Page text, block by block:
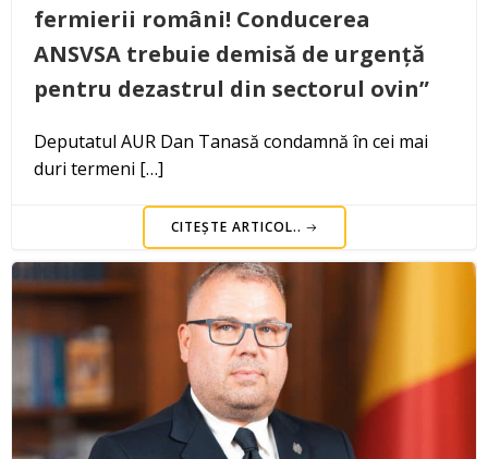
fermierii români! Conducerea
ANSVSA trebuie demisă de urgență
pentru dezastrul din sectorul ovin”
Deputatul AUR Dan Tanasă condamnă în cei mai
duri termeni […]
CITEȘTE ARTICOL..